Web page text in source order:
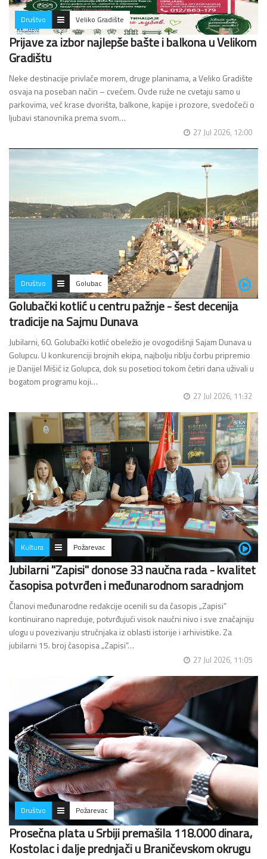
Društvo Veliko Gradište
Prijave za izbor najlepše bašte i balkona u Velikom
Gradištu
Neke destinacije privlače morem, druge planinama, a Veliko Gradište
osvaja na poseban način – cvećem. Ovde ruže ne cvetaju samo u
parkovima, već krase dvorišta, balkone, kapije i prozore, svedočeći o
ljubavi stanovnika prema svom…
27 Jul 2026, 12:00
Društvo Golubac
Golubački kotlić u centru pažnje - šest decenija
tradicije na Sajmu Dunava
Jubilarni, 60. Golubački kotlić obeležio je ovogodišnji Sajam Dunava u
Golupcu. U konkurenciji brojnih ekipa, najbolju riblju čorbu pripremio
je Danijel Mišić iz Golupca, dok su posetioci tokom četiri dana uživali u
bogatom programu koji…
27 Jul 2026, 11:32
Kultura Požarevac
Jubilarni "Zapisi" donose 33 naučna rada - kvalitet
časopisa potvrđen i međunarodnom saradnjom
Članovi međunarodne redakcije ocenili su da časopis „Zapisi”
kontinuirano napreduje, potvrđujući visok naučni nivo i sve značajniju
ulogu u povezivanju stručnjaka iz oblasti istorije i arhivistike. Za
jubilarni 15. broj časopisa „Zapisi”…
27 Jul 2026, 11:05
Društvo Požarevac
Prosečna plata u Srbiji premašila 118.000 dinara,
Kostolac i dalje prednjači u Braničevskom okrugu